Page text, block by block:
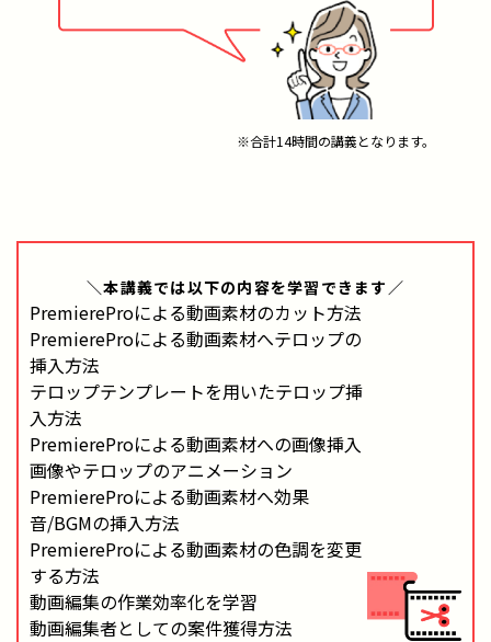
※合計14時間の講義となります。
＼本講義では以下の内容を学習できます／
PremiereProによる動画素材のカット方法
PremiereProによる動画素材へテロップの
挿入方法
テロップテンプレートを用いたテロップ挿
入方法
PremiereProによる動画素材への画像挿入
画像やテロップのアニメーション
PremiereProによる動画素材へ効果
音/BGMの挿入方法
PremiereProによる動画素材の色調を変更
する方法
動画編集の作業効率化を学習
動画編集者としての案件獲得方法